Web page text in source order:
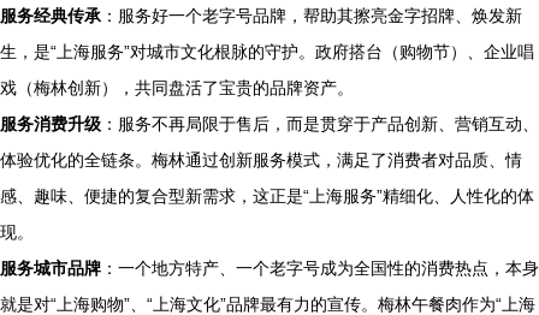
服务经典传承 ：服务好一个老字号品牌，帮助其擦亮金字招牌、焕发新
生，是“上海服务”对城市文化根脉的守护。政府搭台（购物节）、企业唱
戏（梅林创新），共同盘活了宝贵的品牌资产。
服务消费升级 ：服务不再局限于售后，而是贯穿于产品创新、营销互动、
体验优化的全链条。梅林通过创新服务模式，满足了消费者对品质、情
感、趣味、便捷的复合型新需求，这正是“上海服务”精细化、人性化的体
现。
服务城市品牌 ：一个地方特产、一个老字号成为全国性的消费热点，本身
就是对“上海购物”、“上海文化”品牌最有力的宣传。梅林午餐肉作为“上海